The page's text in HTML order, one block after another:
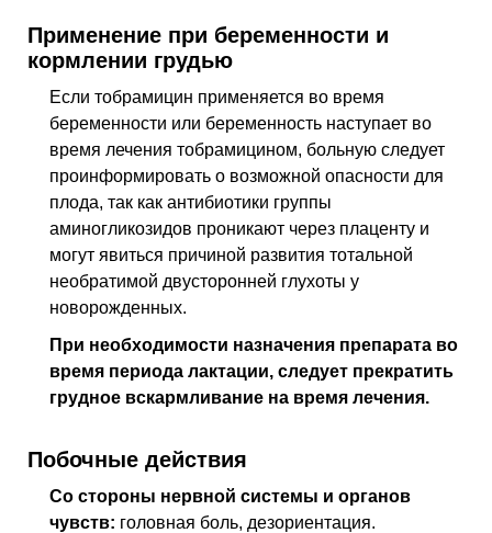
Применение при беременности и
кормлении грудью
Если тобрамицин применяется во время
беременности или беременность наступает во
время лечения тобрамицином, больную следует
проинформировать о возможной опасности для
плода, так как антибиотики группы
аминогликозидов проникают через плаценту и
могут явиться причиной развития тотальной
необратимой двусторонней глухоты у
новорожденных.
При необходимости назначения препарата во
время периода лактации, следует прекратить
грудное вскармливание на время лечения.
Побочные действия
Со стороны нервной системы и органов
чувств: головная боль, дезориентация.